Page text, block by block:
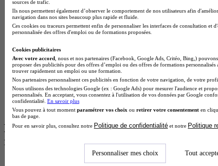
BTS Sam en alternance
Cap Fleuriste en alternance
BTS Sio en alternance
MSc Marketing Digital en alternance
BTS Gpme en alternance
Cap Electricien en alternance
BTS Gpn en alternance
BTS Domotique en alternance
BAC Pro Agora en alternance
BTS Sta en alternance
BTS Iris en alternance
BTS Tpl en alternance
BTS Ati en alternance
Les diplômes par filière les plus
recherchés
sources de trafic.
Ils nous permettent également d’observer le comportement de nos utilisateurs afin
navigation dans nos sites beaucoup plus rapide et fluide.
Ces cookies ou traceurs permettent enfin de personnaliser les interfaces de consultation et
personnalisée des offres d'emploi ou de formations proposées.
Cookies publicitaires
Avec votre accord , nous et nos partenaires (Facebook, Google Ads, Critéo, Bing,)
proposer des publicités pour des offres d’emploi ou des offres de formations
trouver rapidement un emploi ou une formation.
Nos partenaires personnalisent ces publicités en fonction de votre navigation, de votre
Nous utilisons des technologies Google (ex : Google Ads) pour mesurer l'audience et
personnalisés. En acceptant, vous consentez à l'utilisation de vos données par Google
confidentialité. En savoir plus
Vous pouvez à tout moment paramétrer vos choix ou retirer votre consentement en
bas de page.
Pour en savoir plus, consultez notre Politique de confidentialité et notre Politique
Personnaliser mes choix Tout